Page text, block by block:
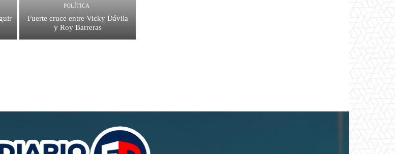
POLÍTICA
Fuerte cruce entre Vicky Dávila
y Roy Barreras